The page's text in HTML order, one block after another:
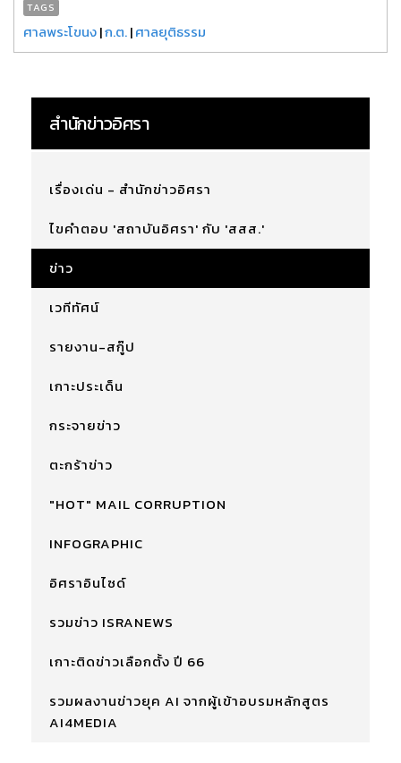
TAGS
ศาลพระโขนง|ก.ต.|ศาลยุติธรรม
สำนักข่าวอิศรา
เรื่องเด่น - สำนักข่าวอิศรา
ไขคำตอบ 'สถาบันอิศรา' กับ 'สสส.'
ข่าว
เวทีทัศน์
รายงาน-สกู๊ป
เกาะประเด็น
กระจายข่าว
ตะกร้าข่าว
"HOT" MAIL CORRUPTION
INFOGRAPHIC
อิศราอินไซด์
รวมข่าว ISRANEWS
เกาะติดข่าวเลือกตั้ง ปี 66
รวมผลงานข่าวยุค AI จากผู้เข้าอบรมหลักสูตร
AI4MEDIA